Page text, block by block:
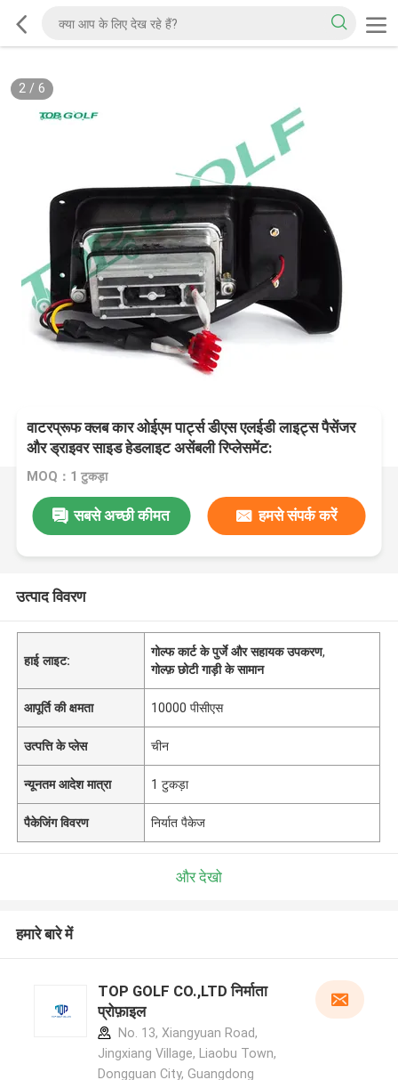
2/ 6
वाटरप्रूफ क्लब कार ओईएम पार्ट्स डीएस एलईडी लाइट्स पैसेंजर
और ड्राइवर साइड हेडलाइट असेंबली रिप्लेसमेंट:
MOQ：1 टुकड़ा
सबसे अच्छी कीमत हमसे संपर्क करें
उत्पाद विवरण
हाई लाइट:
गोल्फ कार्ट के पुर्जे और सहायक उपकरण,
गोल्फ़ छोटी गाड़ी के सामान
आपूर्ति की क्षमता 10000 पीसीएस
उत्पत्ति के प्लेस चीन
न्यूनतम आदेश मात्रा 1 टुकड़ा
पैकेजिंग विवरण निर्यात पैकेज
और देखो
हमारे बारे में
TOP GOLF CO.,LTD निर्माता
प्रोफ़ाइल
No. 13, Xiangyuan Road,
Jingxiang Village, Liaobu Town,
Dongguan City, Guangdong